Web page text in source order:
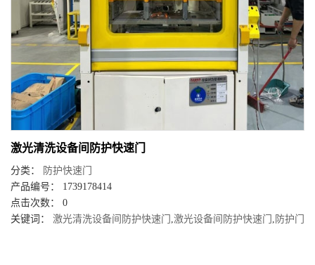
激光清洗设备间防护快速门
分类：
防护快速门
产品编号： 1739178414
点击次数： 0
关键词： 激光清洗设备间防护快速门 激光设备间防护快速门 防护门